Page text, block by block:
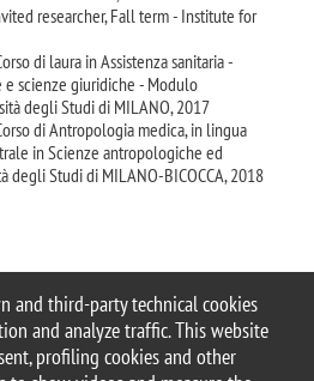
and third-party technical cookies
and analyze traffic. This website
profiling cookies and other
researcher, Fall term - Institute for
di laura in Assistenza sanitaria -
scienze giuridiche - Modulo
degli Studi di MILANO, 2017
di Antropologia medica, in lingua
in Scienze antropologiche ed
degli Studi di MILANO-BICOCCA, 2018
degli Studi di Milano-Bicocca
Nuovo, 1 - 20126, Milano